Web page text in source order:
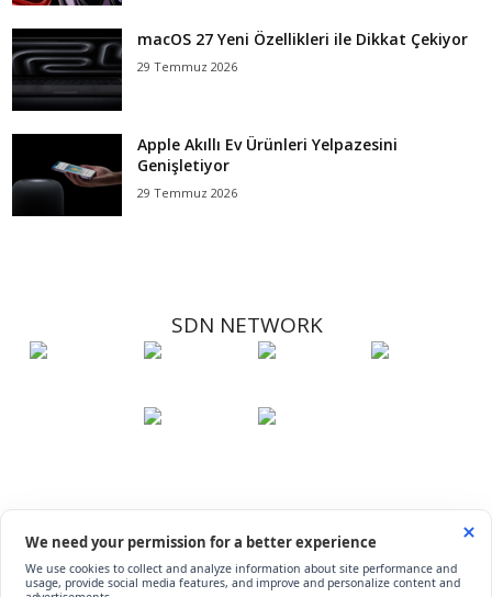
macOS 27 Yeni Özellikleri ile Dikkat Çekiyor
29 Temmuz 2026
Apple Akıllı Ev Ürünleri Yelpazesini
Genişletiyor
29 Temmuz 2026
SDN NETWORK